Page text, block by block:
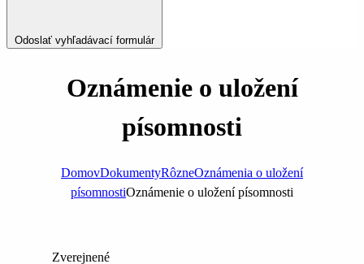
Odoslať vyhľadávací formulár
Oznámenie o uložení
písomnosti
DomovDokumentyRôzneOznámenia o uložení
písomnostiOznámenie o uložení písomnosti
Zverejnené